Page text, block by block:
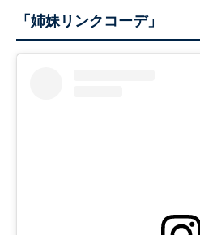
「姉妹リンクコーデ」